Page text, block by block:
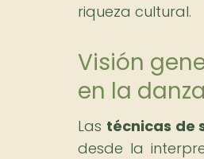
riqueza cultural.
Visión
en la danza
Las técnicas de
desde la